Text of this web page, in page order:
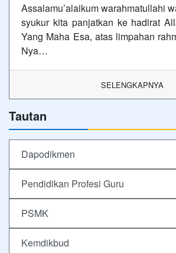
Assalamu’alaikum warahmatullahi
syukur kita panjatkan ke hadirat
Yang Maha Esa, atas limpahan
Nya…
SELENGKAPNYA
Tautan
Dapodikmen
Pendidikan Profesi Guru
PSMK
Kemdikbud